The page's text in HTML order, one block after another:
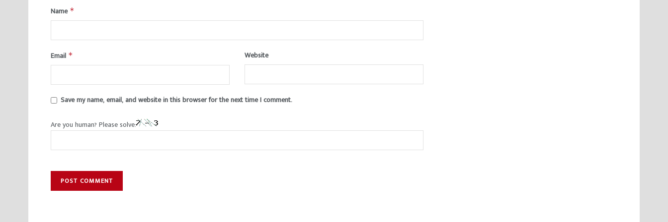
Name *
Email * Website
Save my name, email, and website in this browser for the next time I comment.
Are you human? Please solve: